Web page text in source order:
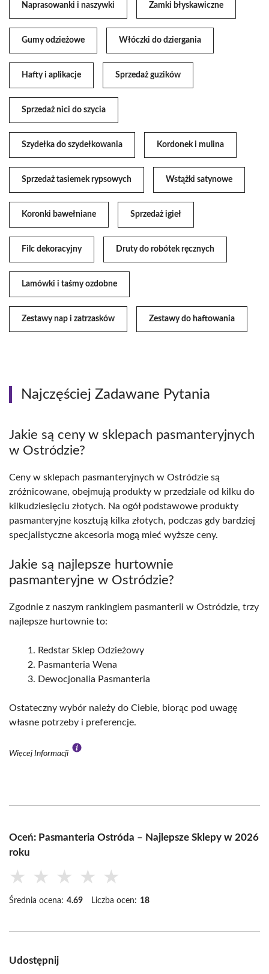
Naprasowanki i naszywki Zamki błyskawiczne
Gumy odzieżowe Włóczki do dziergania
Hafty i aplikacje Sprzedaż guzików
Sprzedaż nici do szycia
Szydełka do szydełkowania Kordonek i mulina
Sprzedaż tasiemek rypsowych Wstążki satynowe
Koronki bawełniane Sprzedaż igieł
Filc dekoracyjny Druty do robótek ręcznych
Lamówki i taśmy ozdobne
Zestawy nap i zatrzasków Zestawy do haftowania
Najczęściej Zadawane Pytania
Jakie są ceny w sklepach pasmanteryjnych
w Ostródzie?
Ceny w sklepach pasmanteryjnych w Ostródzie są
zróżnicowane, obejmują produkty w przedziale od kilku do
kilkudziesięciu złotych. Na ogół podstawowe produkty
pasmanteryjne kosztują kilka złotych, podczas gdy bardziej
specjalistyczne akcesoria mogą mieć wyższe ceny.
Jakie są najlepsze hurtownie
pasmanteryjne w Ostródzie?
Zgodnie z naszym rankingiem pasmanterii w Ostródzie, trzy
najlepsze hurtownie to:
Redstar Sklep Odzieżowy
Pasmanteria Wena
Dewocjonalia Pasmanteria
Ostateczny wybór należy do Ciebie, biorąc pod uwagę
własne potrzeby i preferencje.
Więcej Informacji
Oceń: Pasmanteria Ostróda – Najlepsze Sklepy w 2026
roku
★ ★ ★ ★ ★
Średnia ocena: 4.69 Liczba ocen: 18
Udostępnij